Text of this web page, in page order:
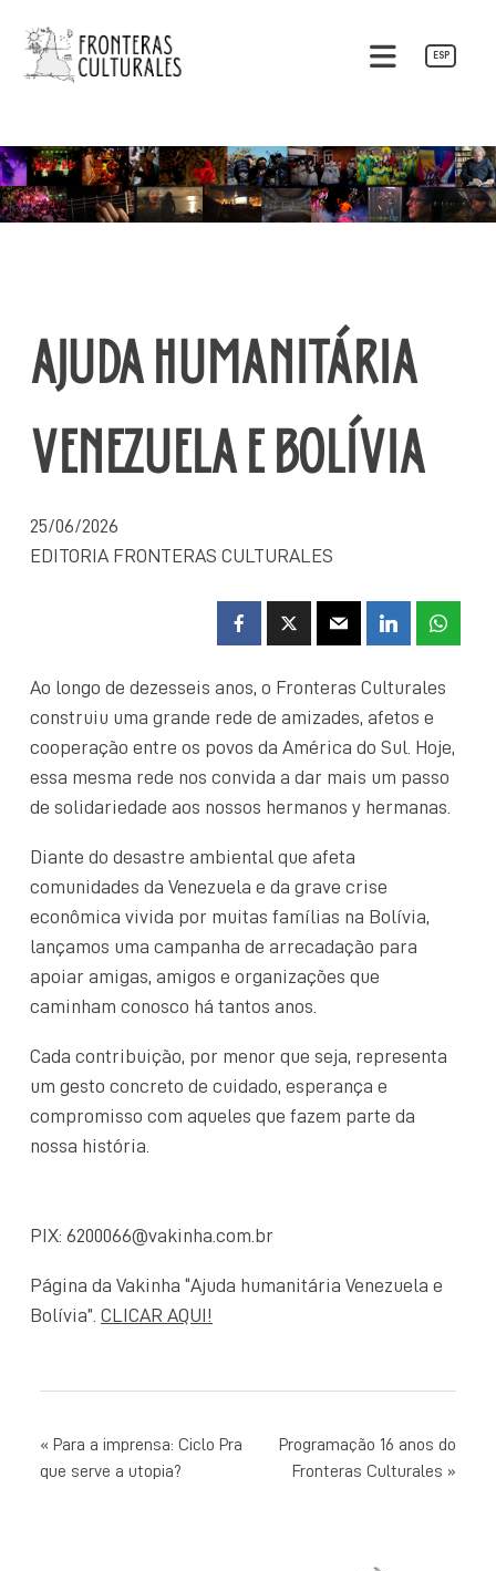
para
Fronteras Culturales
ESP
AJUDA HUMANITÁRIA
VENEZUELA E BOLÍVIA
25/06/2026
EDITORIA FRONTERAS CULTURALES
Ao longo de dezesseis anos, o Fronteras Culturales
construiu uma grande rede de amizades, afetos e
cooperação entre os povos da América do Sul. Hoje,
essa mesma rede nos convida a dar mais um passo
de solidariedade aos nossos hermanos y hermanas.
Diante do desastre ambiental que afeta
comunidades da Venezuela e da grave crise
econômica vivida por muitas famílias na Bolívia,
lançamos uma campanha de arrecadação para
apoiar amigas, amigos e organizações que
caminham conosco há tantos anos.
Cada contribuição, por menor que seja, representa
um gesto concreto de cuidado, esperança e
compromisso com aqueles que fazem parte da
nossa história.
PIX: 6200066@vakinha.com.br
Página da Vakinha “Ajuda humanitária Venezuela e
Bolívia”. CLICAR AQUI!
NAVEGAÇÃO
Para a imprensa: Ciclo Pra
que serve a utopia?
Programação 16 anos do
Fronteras Culturales